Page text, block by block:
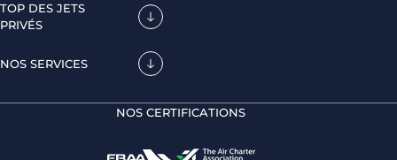
TOP DES JETS
PRIVÉS
NOS SERVICES
NOS CERTIFICATIONS